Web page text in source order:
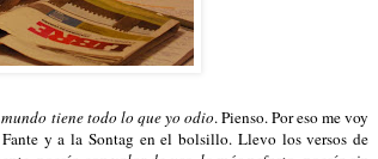
mundo tiene todo lo que yo odio. Pienso. Por eso me voy
y a la Sontag en el bolsillo. Llevo los versos de